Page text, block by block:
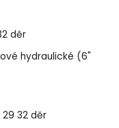
děr
hydraulické (6"
29 32 děr